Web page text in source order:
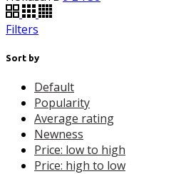
Filters
Sort by
Default
Popularity
Average rating
Newness
Price: low to high
Price: high to low